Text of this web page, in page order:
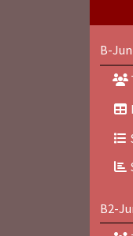
B-
B2-